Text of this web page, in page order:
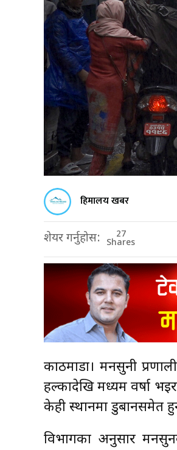
हिमालय खबर
शेयर गर्नुहोस: 27
Shares
काठमाडौं। मनसुनी
हल्कादेखि मध्यम वर्षा
केही स्थानमा डुबानसमेत
विभागका अनुसार